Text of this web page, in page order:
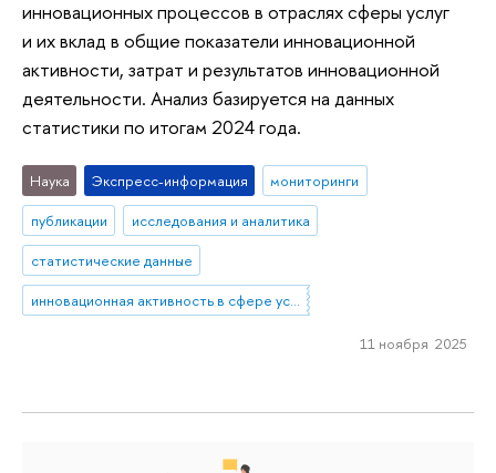
инновационных процессов в отраслях сферы услуг
и их вклад в общие показатели инновационной
активности, затрат и результатов инновационной
деятельности. Анализ базируется на данных
статистики по итогам 2024 года.
Наука Экспресс-информация
мониторинги
публикации
исследования и аналитика
статистические данные
инновационная активность в сфере услуг
11 ноября 2025